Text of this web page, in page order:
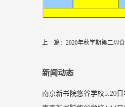
上一篇： 2020年秋学期第二周
新闻动态
南京新书院悠谷学校5.20